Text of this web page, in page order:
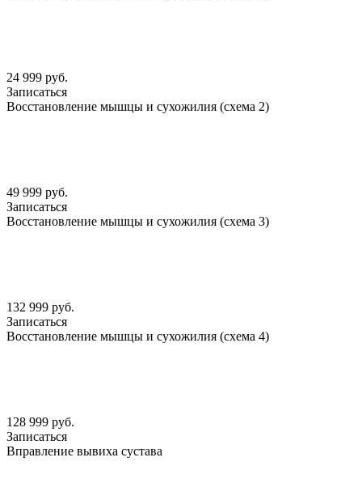
24 999 руб.
Записаться
Восстановление мышцы и сухожилия (схема 2)
49 999 руб.
Записаться
Восстановление мышцы и сухожилия (схема 3)
132 999 руб.
Записаться
Восстановление мышцы и сухожилия (схема 4)
128 999 руб.
Записаться
Вправление вывиха сустава